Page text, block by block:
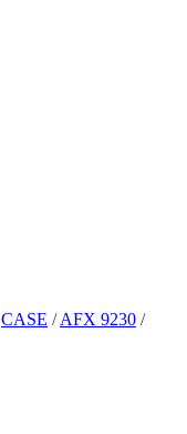
CASE /AFX 9230 /